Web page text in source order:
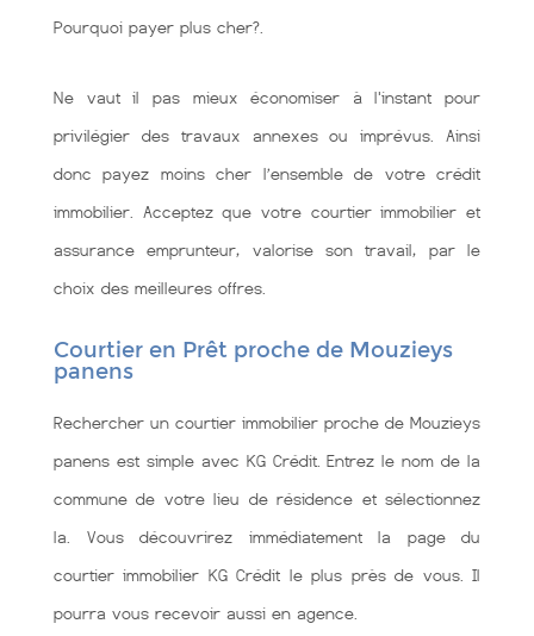
Pourquoi payer plus cher?.
Ne vaut il pas mieux économiser à l'instant pour
privilégier des travaux annexes ou imprévus. Ainsi
donc payez moins cher l’ensemble de votre crédit
immobilier. Acceptez que votre courtier immobilier et
assurance emprunteur, valorise son travail, par le
choix des meilleures offres.
Courtier en Prêt proche de Mouzieys
panens
Rechercher un courtier immobilier proche de Mouzieys
panens est simple avec KG Crédit. Entrez le nom de la
commune de votre lieu de résidence et sélectionnez
la. Vous découvrirez immédiatement la page du
courtier immobilier KG Crédit le plus près de vous. Il
pourra vous recevoir aussi en agence.